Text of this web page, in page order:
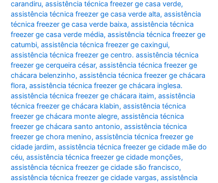
carandiru,assistência técnica freezer ge casa verde,
assistência técnica freezer ge casa verde alta,assistência
técnica freezer ge casa verde baixa,assistência técnica
freezer ge casa verde média,assistência técnica freezer ge
catumbi,assistência técnica freezer ge caxingui,
assistência técnica freezer ge centro. assistência técnica
freezer ge cerqueira césar,assistência técnica freezer ge
chácara belenzinho,assistência técnica freezer ge chácara
flora,assistência técnica freezer ge chácara inglesa.
assistência técnica freezer ge chácara itaim,assistência
técnica freezer ge chácara klabin,assistência técnica
freezer ge chácara monte alegre,assistência técnica
freezer ge chácara santo antonio,assistência técnica
freezer ge chora menino,assistência técnica freezer ge
cidade jardim,assistência técnica freezer ge cidade mãe do
céu,assistência técnica freezer ge cidade monções,
assistência técnica freezer ge cidade são francisco,
assistência técnica freezer ge cidade vargas,assistência